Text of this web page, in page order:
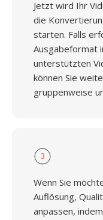
Jetzt wird Ihr
die
starten. Falls
Ausgabeformat
unterstützten
können Sie
gruppenweise
3
Wenn Sie
Auflösung,
anpassen,